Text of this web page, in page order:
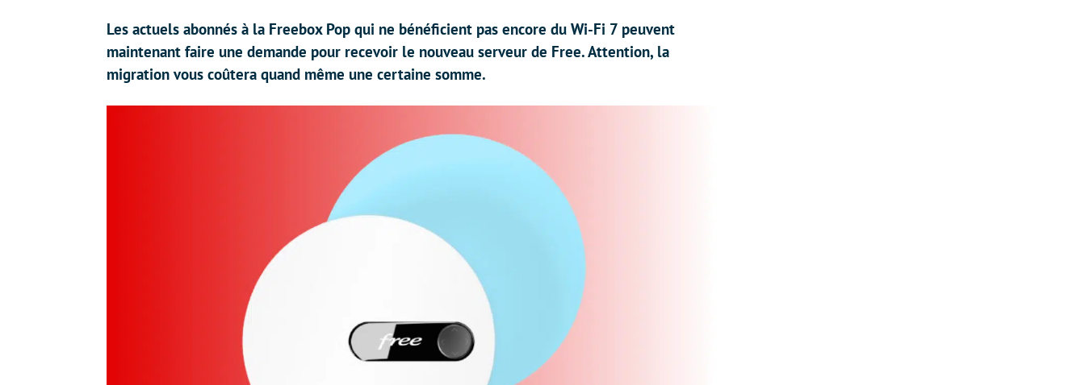
Les actuels abonnés à la Freebox Pop qui ne bénéficient pas encore du Wi-Fi 7 peuvent
maintenant faire une demande pour recevoir le nouveau serveur de Free. Attention, la
migration vous coûtera quand même une certaine somme.